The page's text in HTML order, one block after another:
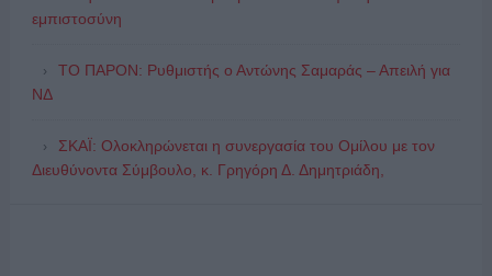
εμπιστοσύνη
ΤΟ ΠΑΡΟΝ: Ρυθμιστής ο Αντώνης Σαμαράς – Απειλή για
ΝΔ
ΣΚΑΪ: Ολοκληρώνεται η συνεργασία του Ομίλου με τον
Διευθύνοντα Σύμβουλο, κ. Γρηγόρη Δ. Δημητριάδη,